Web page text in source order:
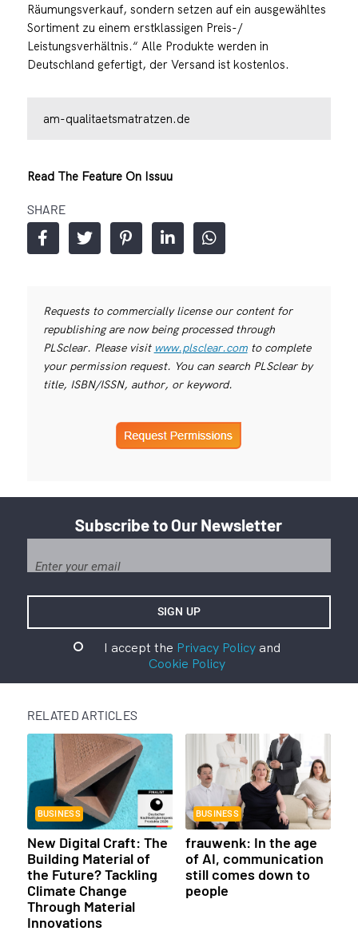
Räumungsverkauf, sondern setzen auf ein ausgewähltes
Sortiment zu einem erstklassigen Preis-/
Leistungsverhältnis.“ Alle Produkte werden in
Deutschland gefertigt, der Versand ist kostenlos.
am-qualitaetsmatratzen.de
Read The Feature On Issuu
SHARE
Requests to commercially license our content for
republishing are now being processed through
PLSclear. Please visit www.plsclear.comto complete
your permission request. You can search PLSclear by
title, ISBN/ISSN, author, or keyword.
Subscribe to Our Newsletter
I accept the Privacy Policyand
Cookie Policy
RELATED ARTICLES
BUSINESS
New Digital Craft: The
Building Material of
the Future? Tackling
Climate Change
Through Material
Innovations
BUSINESS
frauwenk: In the age
of AI, communication
still comes down to
people